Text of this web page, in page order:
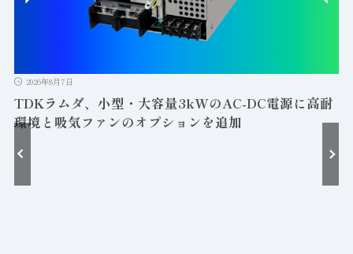
2026年8月7日
TDKラムダ、小型・大容量3kWのAC-DC電源に高耐
環境と吸気ファンのオプションを追加